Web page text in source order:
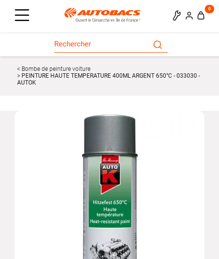
0
Bombe de peinture voiture
PEINTURE HAUTE TEMPERATURE 400ML ARGENT 650°C - 033030 -
AUTOK